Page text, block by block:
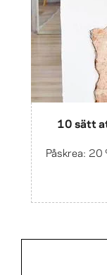
10 sätt
Påskrea: